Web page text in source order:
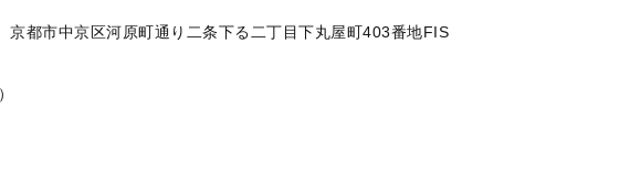
京都市中京区河原町通り二条下る二丁目下丸屋町403番地FIS